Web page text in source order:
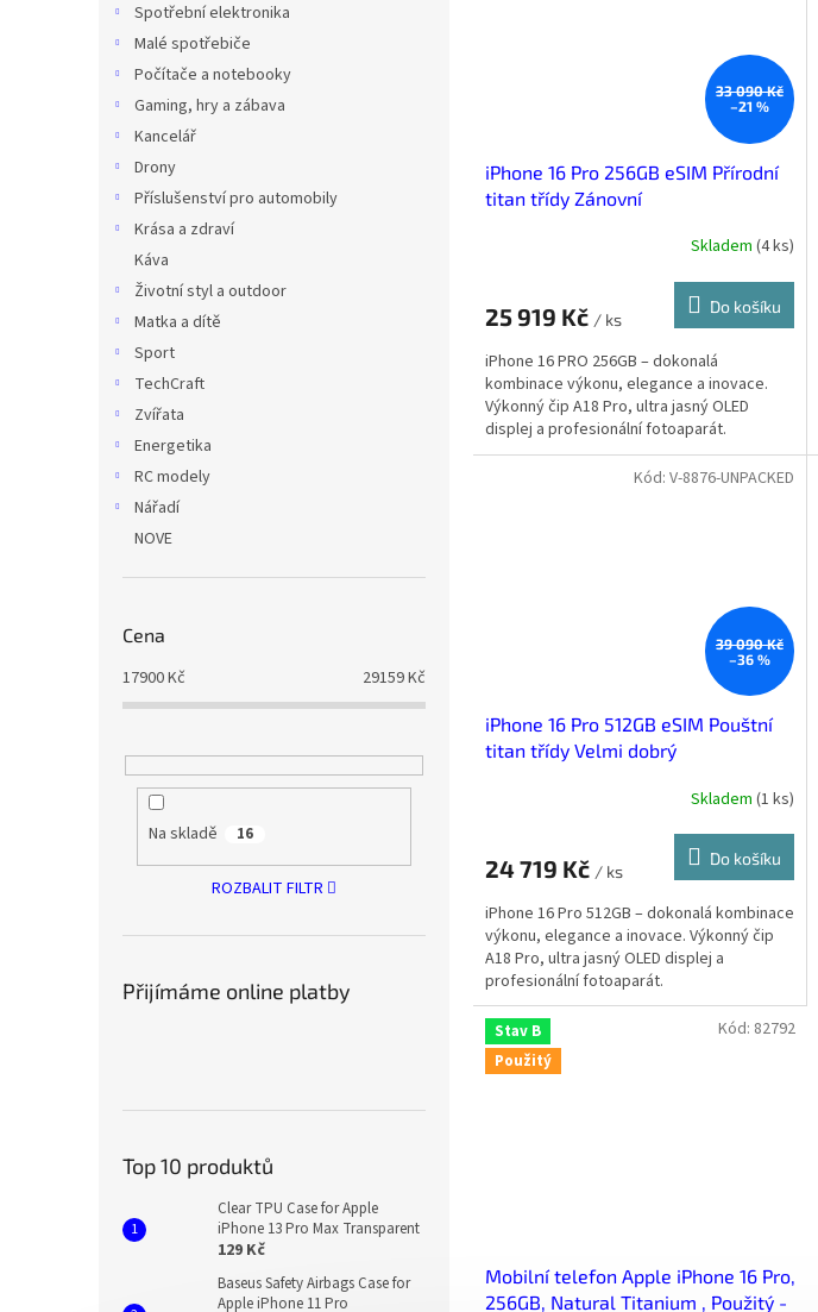
Spotřební elektronika
Malé spotřebiče
Počítače a notebooky
Gaming, hry a zábava
Kancelář
Drony
Příslušenství pro automobily
Krása a zdraví
Káva
Životní styl a outdoor
Matka a dítě
Sport
TechCraft
Zvířata
Energetika
RC modely
Nářadí
NOVE
Cena
17900Kč 29159Kč
Na skladě 16
ROZBALIT FILTR
Přijímáme online platby
Top 10 produktů
Clear TPU Case for Apple
iPhone 13 Pro Max Transparent
129 Kč
Baseus Safety Airbags Case for
Apple iPhone 11 Pro
33 090 Kč
–21 %
iPhone 16 Pro 256GB eSIM Přírodní
titan třídy Zánovní
Skladem (4 ks)
25 919 Kč / ks
Do košíku
iPhone 16 PRO 256GB – dokonalá
kombinace výkonu, elegance a inovace.
Výkonný čip A18 Pro, ultra jasný OLED
displej a profesionální fotoaparát.
39 090 Kč
–36 %
iPhone 16 Pro 512GB eSIM Pouštní
titan třídy Velmi dobrý
Skladem (1 ks)
24 719 Kč / ks
Do košíku
iPhone 16 Pro 512GB – dokonalá kombinace
výkonu, elegance a inovace. Výkonný čip
A18 Pro, ultra jasný OLED displej a
profesionální fotoaparát.
Kód: V-8876-UNPACKED
Stav B
Použitý
Mobilní telefon Apple iPhone 16 Pro,
256GB, Natural Titanium , Použitý -
Kód: 82792